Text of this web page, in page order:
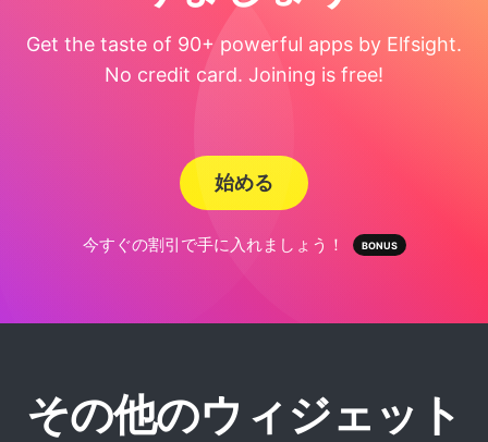
Get the taste of 90+ powerful apps by Elfsight.
No credit card. Joining is free!
始める
今すぐの割引で手に入れましょう！
その他のウィジェット